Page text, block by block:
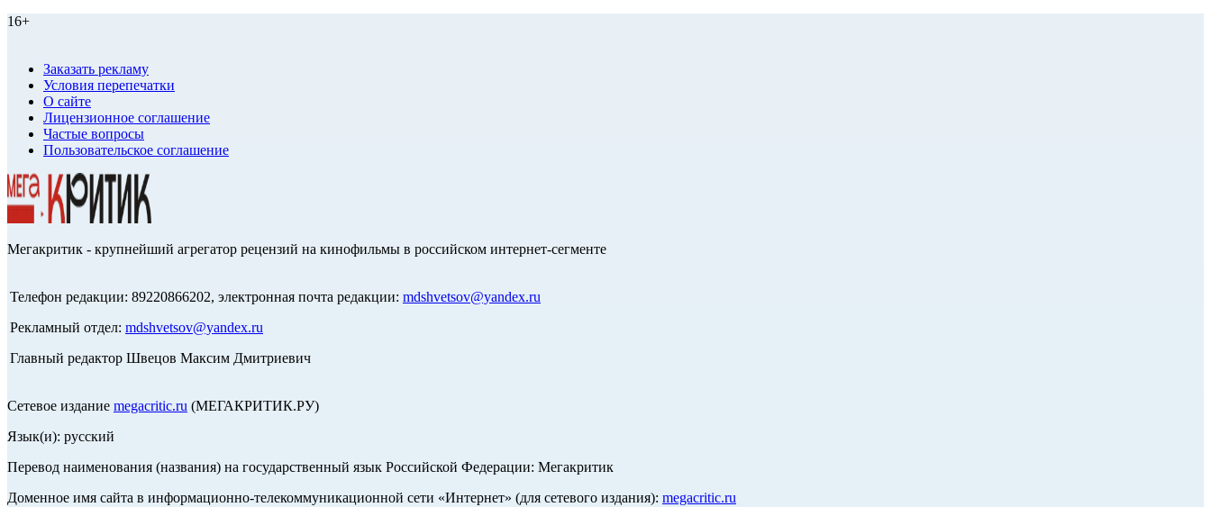
16+
Заказать рекламу
Условия перепечатки
О сайте
Лицензионное соглашение
Частые вопросы
Пользовательское соглашение
Мегакритик - крупнейший агрегатор рецензий на кинофильмы в российском интернет-сегменте
Телефон редакции: 89220866202, электронная почта редакции: mdshvetsov@yandex.ru
Рекламный отдел: mdshvetsov@yandex.ru
Главный редактор Швецов Максим Дмитриевич
Сетевое издание megacritic.ru (МЕГАКРИТИК.РУ)
Язык(и): русский
Перевод наименования (названия) на государственный язык Российской Федерации: Мегакритик
Доменное имя сайта в информационно-телекоммуникационной сети «Интернет» (для сетевого издания): megacritic.ru